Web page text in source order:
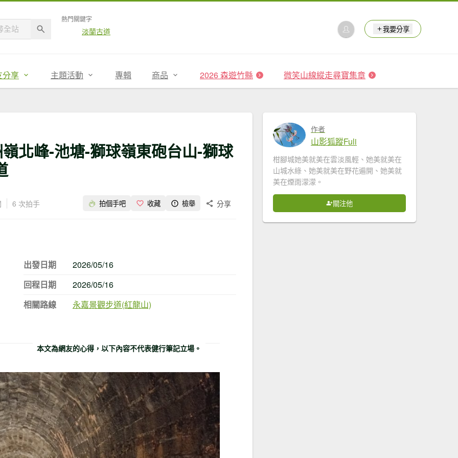
熱門關鍵字
淡蘭古道 我要分享
分享 主題活動 專輯 商品 2026 森遊竹縣 微笑山線縱走尋寶集章
北峰-池塘-獅球嶺東砲台山-獅球
6 次拍手 拍個手吧 收藏 檢舉 分享
出發日期
2026/05/16
回程日期
2026/05/16
相關路線
永嘉景觀步道(紅龍山)
本文為網友的心得，以下內容不代表健行筆記立場。
作者
山影狐蹤Fuli
柑腳城她美就美在雲淡風輕、她美就美在
山城水綠、她美就美在野花遍開、她美就
美在煙雨濛濛。
關注他